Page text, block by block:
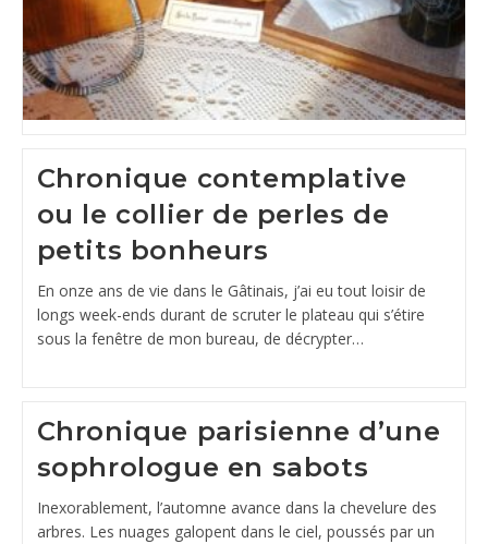
Chronique contemplative
ou le collier de perles de
petits bonheurs
En onze ans de vie dans le Gâtinais, j’ai eu tout loisir de
longs week-ends durant de scruter le plateau qui s’étire
sous la fenêtre de mon bureau, de décrypter…
Chronique parisienne d’une
sophrologue en sabots
Inexorablement, l’automne avance dans la chevelure des
arbres. Les nuages galopent dans le ciel, poussés par un